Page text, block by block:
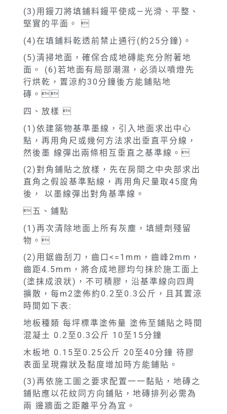
(3)用鏝刀將填鋪料鏝平使成—光滑、平整、
堅實的平面。 
(4)在填鋪料乾透前禁止通行(約25分鐘)。
(5)清掃地面，確保合成地磚能充分附著地
面。 (6)若地面有局部潮濕，必須以噴燈先
行烘乾，置涼約30分鐘後方能鋪貼地
磚。
四、放樣 
(1)依建築物基準墨線，引入地面求出中心
點，再用角尺或幾何方法求出垂直平分線，
然後墨 線彈出兩條相互垂直之基準線。
(2)對角鋪貼之放樣，先在房間之中央部求出
直角之假設基準點線，再用角尺量取45度角
後， 以墨線彈出對角基準線。
五、鋪點
(1)再次清除地面上所有灰塵，填縫劑殘留
物。
(2)用鋸齒刮刀，齒口<=1mm，齒峰2mm，
齒距4.5mm，將合成地膠均勻抹於施工面上
(塗抹成浪狀)，不可積膠，沿基準線向四周
擴散，每m2塗佈約0.2至0.3公斤，且其置涼
時間如下表:
地板種類 每坪標準塗佈量 塗佈至鋪貼之時間
混凝土 0.2至0.3公斤 10至15分鐘
木板地 0.15至0.25公斤 20至40分鐘 待膠
表面呈現霧狀及黏度增加時方能鋪貼。
(3)再依施工圖之要求配置一一黏貼，地磚之
鋪貼應以花紋同方向鋪貼，地磚排列必需為
兩 邊牆面之距離平分為宜。